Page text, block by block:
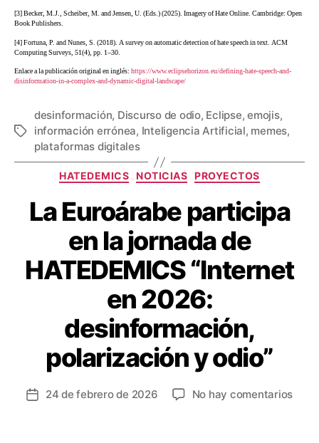
[3] Becker, M.J., Scheiber, M. and Jensen, U. (Eds.) (2025). Imagery of Hate Online. Cambridge: Open
Book Publishers.
[4] Fortuna, P. and Nunes, S. (2018). A survey on automatic detection of hate speech in text. ACM
Computing Surveys, 51(4), pp. 1–30.
Enlace a la publicación original en inglés: https://www.eclipsehorizon.eu/defining-hate-speech-and-
disinformation-in-a-complex-and-dynamic-digital-landscape/
desinformación, Discurso de odio, Eclipse,emojis,
información errónea, Inteligencia Artificial, memes,
plataformas digitales
HATEDEMICS NOTICIAS PROYECTOS
La Euroárabe participa
en la jornada de
HATEDEMICS “Internet
en 2026:
desinformación,
polarización y odio”
24 de febrero de 2026 No hay comentarios